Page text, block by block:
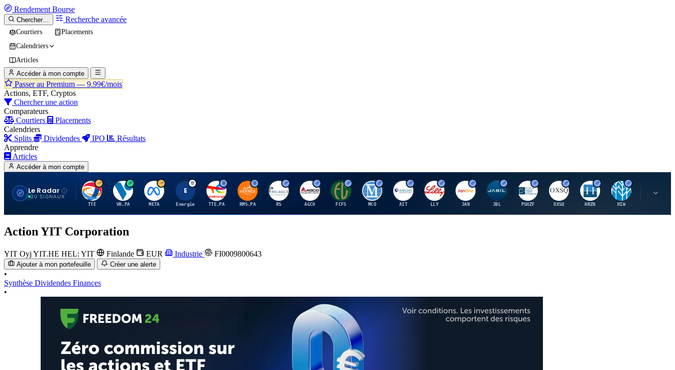
Rendement Bourse
Chercher… Recherche avancée
Courtiers
Placements
Calendriers
Articles
Accéder à mon compte
Passer au Premium — 9.99€/mois
Actions, ETF, Cryptos
Chercher une action
Comparateurs
Courtiers
Placements
Calendriers
Splits
Dividendes IPO
Résultats
Apprendre
Articles
Accéder à mon compte
Le Radar
20 SIGNAUX
T
TTE
V
VK.PA
M
META
E
Energie
T
TTE.PA
H
RMS.PA
R
RS
A
AGCO
F
FCFS
M
MCO
A
AIT
E
LLY
J
JAN
J
JBL
P
PSHZF
O
OXSQ
H
HRZN
H
HIW
U
Action YIT Corporation
YIT Oyj YIT.HE HEL: YIT Finlande EUR Industrie FI0009800643
Ajouter à mon portefeuille Créer une alerte
•
Synthèse Dividendes Finances
•